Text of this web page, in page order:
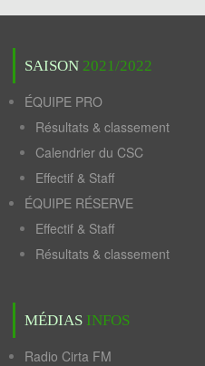
SAISON 2021/2022
ÉQUIPE PRO
Résultats & classement
Calendrier du CSC
Effectif & Staff
ÉQUIPE RÉSERVE
Effectif & Staff
Résultats & classement
MÉDIAS INFOS
Radio Cirta FM